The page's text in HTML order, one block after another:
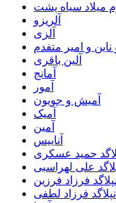
میلاد سیاه پشت
آلریزو
آلزی
ناین و امیر متفدم
آلین باقری
آمانج
آمور
آمیش و جویون
آمیک
آمین
آناییس
حمید عسکری
علی لهراسبی
آنپلاگد فرزاد فرزین
آنپلاگد فرزاد لطفی